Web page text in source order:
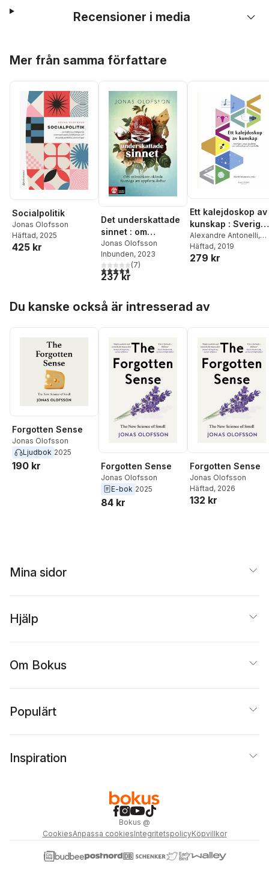
Recensioner i media
Mer från samma författare
Socialpolitik
Jonas Olofsson
Häftad, 2025
425 kr
Det underskattade
sinnet : om
människans
okända förmåga att
uppfatta dofter
Jonas Olofsson
Inbunden, 2023
4,7utav 5 stjärnor. Totalt antal röster:
(7)
237 kr
Ett kalejdoskop av
kunskap :
unga akademi om
vetenskap och
samhälle
Alexandre Antonelli,
Steffi Burchardt
Dahlstedt
Lagerström
Langum
Makko,Kristian Pietras
Jonas Olofsson,Anna
Rising,Gabriel
Sara Strandberg,
Katarina
Wadstein MacLeod,
Karl Wennberg,Marie
Wiberg
Häftad, 2019
279 kr
Du kanske också är intresserad av
Forgotten Sense
Jonas Olofsson
Ljudbok 2025
190 kr Forgotten Sense
Jonas Olofsson
E-bok 2025
84 kr
Forgotten Sense
Jonas Olofsson
Häftad, 2026
132 kr
Mina sidor
Hjälp
Om Bokus
Populärt
Inspiration
Bokus @
CookiesAnpassa cookiesIntegritetspolicyKöpvillkor